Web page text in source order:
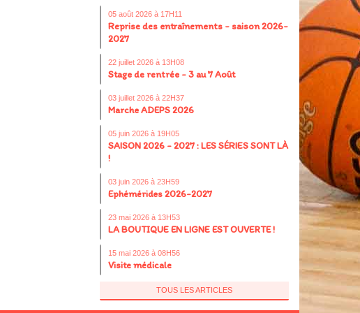
05 août 2026 à 17H11
Reprise des entraînements - saison 2026-
2027
22 juillet 2026 à 13H08
Stage de rentrée - 3 au 7 Août
03 juillet 2026 à 22H37
Marche ADEPS 2026
05 juin 2026 à 19H05
SAISON 2026 - 2027 : LES SÉRIES SONT LÀ
!
03 juin 2026 à 23H59
Ephémérides 2026-2027
23 mai 2026 à 13H53
LA BOUTIQUE EN LIGNE EST OUVERTE !
15 mai 2026 à 08H56
Visite médicale
TOUS LES ARTICLES